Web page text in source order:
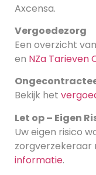
Axcensa.
Vergoedezorg
Een overzicht
en NZa Tarieven
Bekijk het
Let op – Eigen
Uw eigen risico
zorgverzekeraar
informatie.